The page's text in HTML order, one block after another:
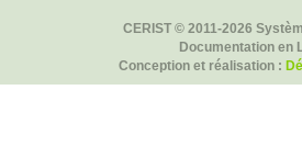
CERIST © 2011-2026
Documentation en
Conception et réalisation :